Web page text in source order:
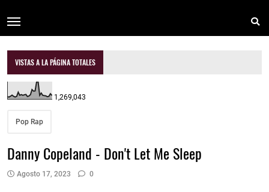
VISTAS A LA PÁGINA TOTALES
1,269,043
Pop Rap
Danny Copeland - Don't Let Me Sleep
Agosto 17, 2023 0